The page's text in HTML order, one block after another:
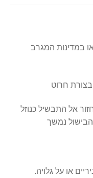
במדינות המגרב
חרוט
אל התבשיל כנוזל
נמשך
או על גלויה.